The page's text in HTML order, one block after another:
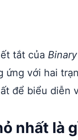
tắt của
ứng với hai
để biểu diễn
nhất là